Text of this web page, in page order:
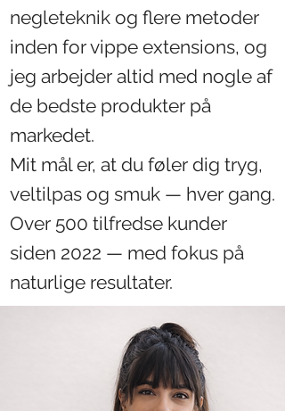
negleteknik og flere metoder
inden for vippe extensions, og
jeg arbejder altid med nogle af
de bedste produkter på
markedet.
Mit mål er, at du føler dig tryg,
veltilpas og smuk — hver gang.
Over 500 tilfredse kunder
siden 2022 — med fokus på
naturlige resultater.